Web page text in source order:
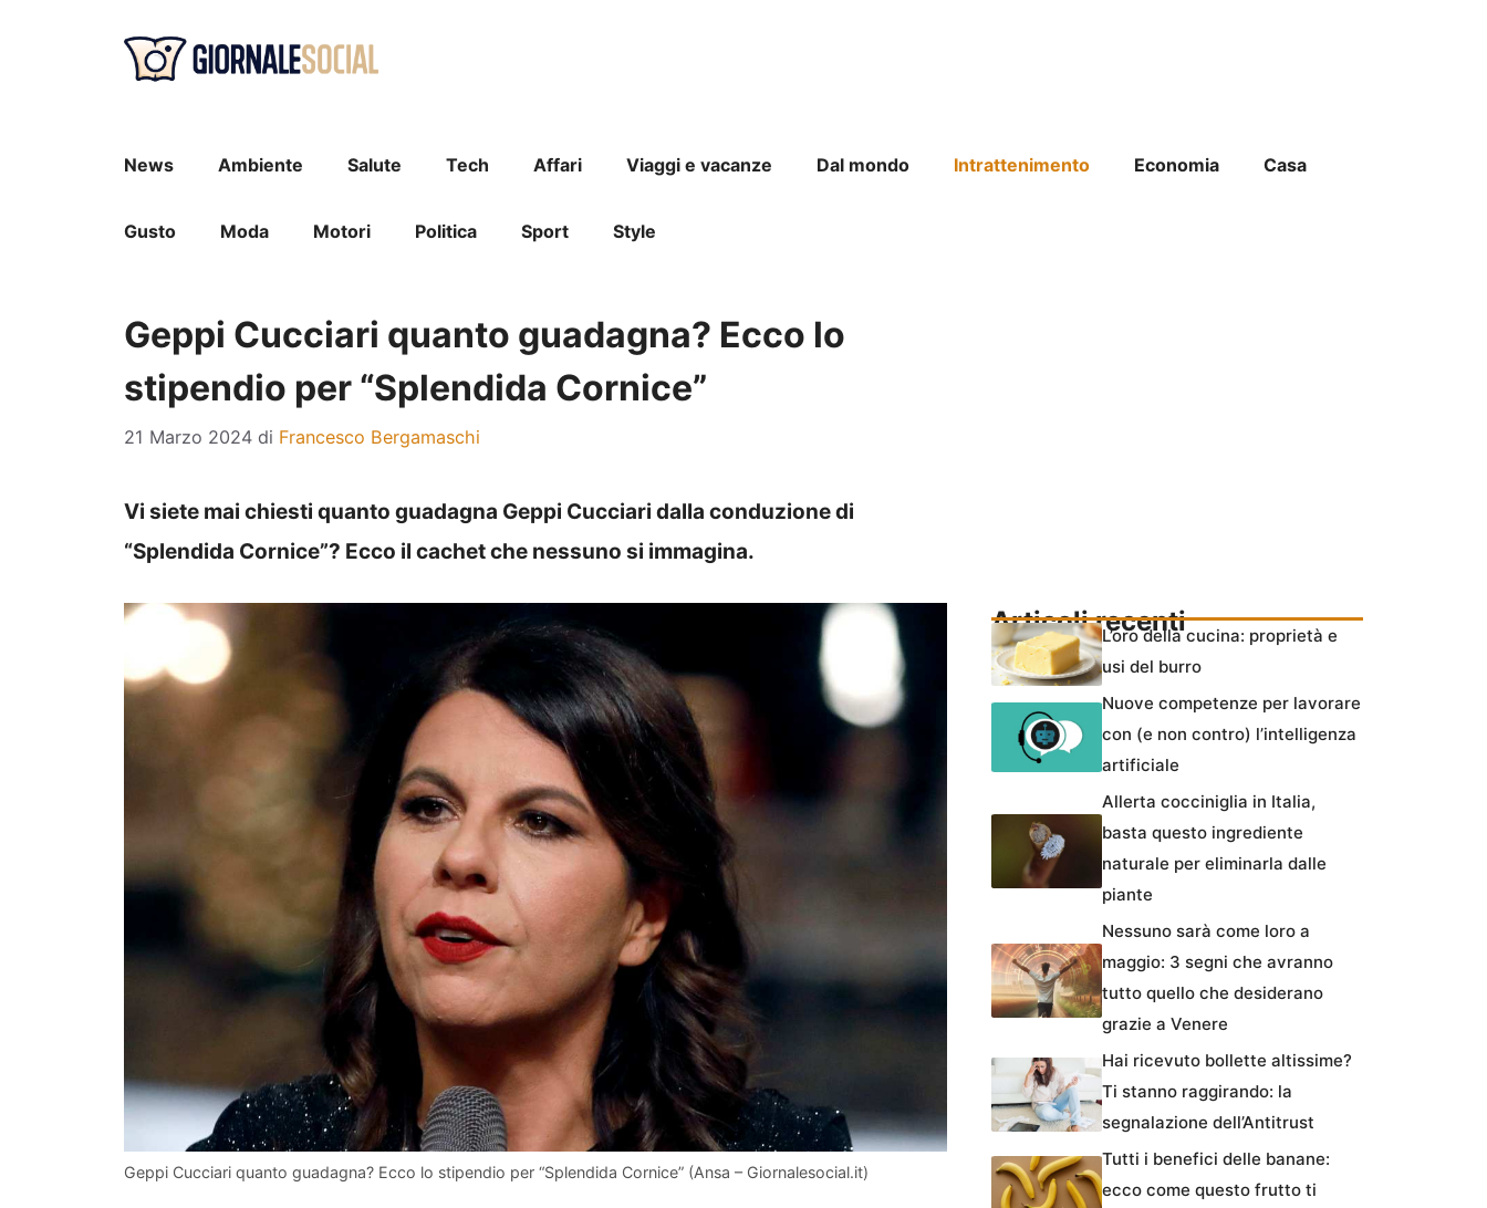
News Ambiente Salute Tech Affari Viaggi e vacanze Dal mondo Intrattenimento Economia Casa
Gusto Moda Motori Politica Sport Style
Geppi Cucciari quanto guadagna? Ecco lo
stipendio per “Splendida Cornice”
21 Marzo 2024 di Francesco Bergamaschi
Vi siete mai chiesti quanto guadagna Geppi Cucciari dalla conduzione di
“Splendida Cornice”? Ecco il cachet che nessuno si immagina.
Geppi Cucciari quanto guadagna? Ecco lo stipendio per “Splendida Cornice” (Ansa – Giornalesocial.it)
Articoli recentiL’oro della cucina: proprietà e
usi del burro
Nuove competenze per lavorare
con (e non contro) l’intelligenza
artificiale
Allerta cocciniglia in Italia,
basta questo ingrediente
naturale per eliminarla dalle
piante
Nessuno sarà come loro a
maggio: 3 segni che avranno
tutto quello che desiderano
grazie a Venere
Hai ricevuto bollette altissime?
Ti stanno raggirando: la
segnalazione dell’Antitrust
Tutti i benefici delle banane:
ecco come questo frutto ti